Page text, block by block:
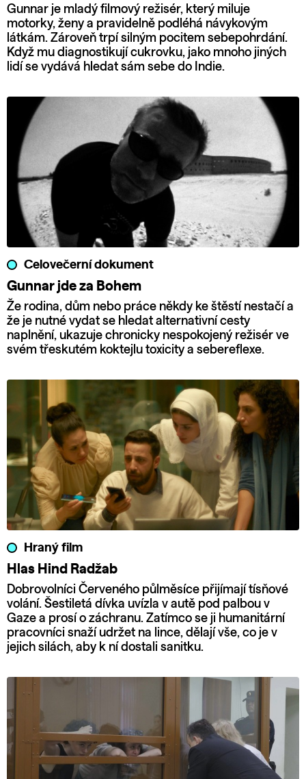
Gunnar je mladý filmový režisér, který miluje
motorky, ženy a pravidelně podléhá návykovým
látkám. Zároveň trpí silným pocitem sebepohrdání.
Když mu diagnostikují cukrovku, jako mnoho jiných
lidí se vydává hledat sám sebe do Indie.
Celovečerní dokument
Gunnar jde za Bohem
Že rodina, dům nebo práce někdy ke štěstí nestačí a
že je nutné vydat se hledat alternativní cesty
naplnění, ukazuje chronicky nespokojený režisér ve
svém třeskutém koktejlu toxicity a sebereflexe.
Hraný film
Hlas Hind Radžab
Dobrovolníci Červeného půlměsíce přijímají tísňové
volání. Šestiletá dívka uvízla v autě pod palbou v
Gaze a prosí o záchranu. Zatímco se ji humanitární
pracovníci snaží udržet na lince, dělají vše, co je v
jejich silách, aby k ní dostali sanitku.